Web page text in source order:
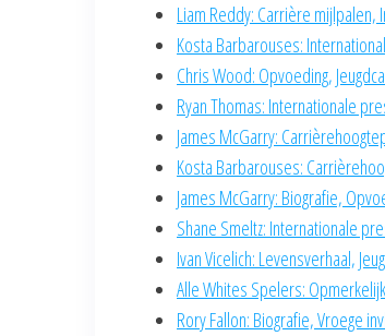
Liam Reddy: Carrière
Kosta Barbarouses:
Chris Wood: Opvoeding,
Ryan Thomas: Internationale
James McGarry:
Kosta Barbarouses:
James McGarry: Biografie,
Shane Smeltz: Internationale
Ivan Vicelich: Levensverhaal,
Alle Whites Spelers:
Rory Fallon: Biografie, Vroege